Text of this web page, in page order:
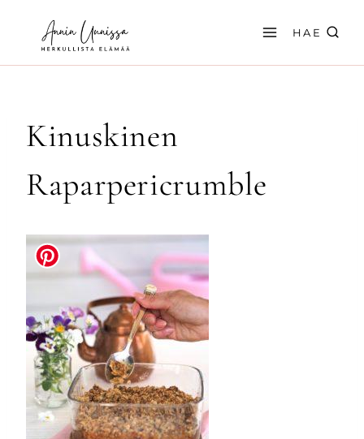
sisältöön
HAE
Kinuskinen
Raparpericrumble